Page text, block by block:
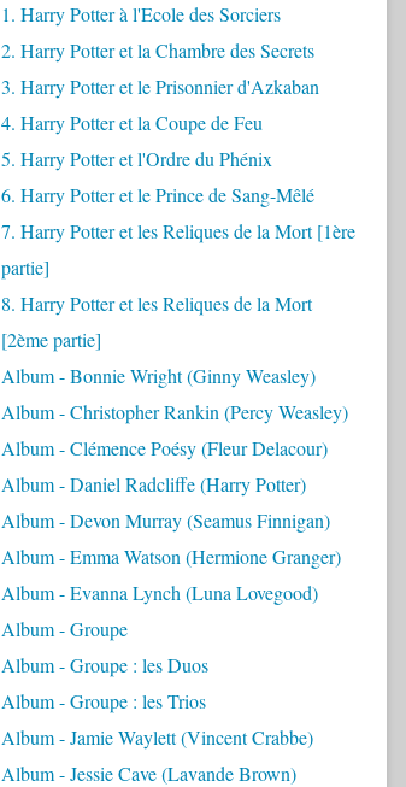
1. Harry Potter à l'Ecole des Sorciers
2. Harry Potter et la Chambre des Secrets
3. Harry Potter et le Prisonnier d'Azkaban
4. Harry Potter et la Coupe de Feu
5. Harry Potter et l'Ordre du Phénix
6. Harry Potter et le Prince de Sang-Mêlé
7. Harry Potter et les Reliques de la Mort [1ère
partie]
8. Harry Potter et les Reliques de la Mort
[2ème partie]
Album - Bonnie Wright (Ginny Weasley)
Album - Christopher Rankin (Percy Weasley)
Album - Clémence Poésy (Fleur Delacour)
Album - Daniel Radcliffe (Harry Potter)
Album - Devon Murray (Seamus Finnigan)
Album - Emma Watson (Hermione Granger)
Album - Evanna Lynch (Luna Lovegood)
Album - Groupe
Album - Groupe : les Duos
Album - Groupe : les Trios
Album - Jamie Waylett (Vincent Crabbe)
Album - Jessie Cave (Lavande Brown)